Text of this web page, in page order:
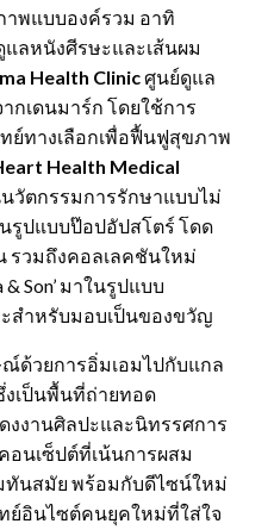
พแบบองค์รวม อาทิ
ลหนังศีรษะและเส้นผม
Health Clinicศูนย์ดูแล
เดนมาร์ก โดยใช้การ
ย์ทางเลือกเพื่อฟื้นฟูสุขภาพ
Health Medical
วัตกรรมการรักษาแบบไม่
รูปแบบป๊อปอัปสโตร์ โดด
วมถึงคอลเลคชันใหม่
& Son’ มาในรูปแบบ
สำหรับมอบเป็นของขวัญ
ด้วยการอิ่มเอมไปกับแกล
งเป็นพื้นที่ถ่ายทอด
งานศิลปะและนิทรรศการ
อนเซ็ปต์ที่เน้นการผสม
ทันสมัย พร้อมกับดีไซน์ใหม่
ย์อินไซต์คนยุคใหม่ที่ใส่ใจ